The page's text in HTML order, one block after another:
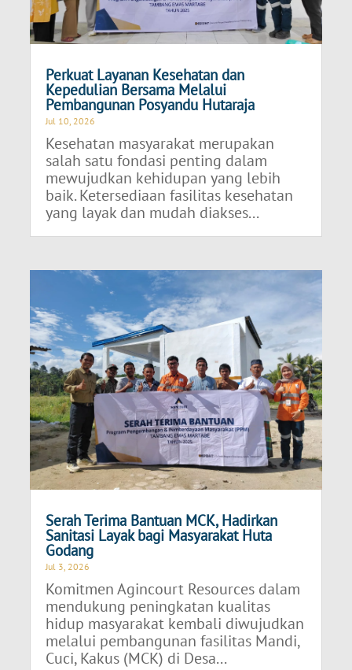
Perkuat Layanan Kesehatan dan
Kepedulian Bersama Melalui
Pembangunan Posyandu Hutaraja
Jul 10, 2026
Kesehatan masyarakat merupakan
salah satu fondasi penting dalam
mewujudkan kehidupan yang lebih
baik. Ketersediaan fasilitas kesehatan
yang layak dan mudah diakses...
Serah Terima Bantuan MCK, Hadirkan
Sanitasi Layak bagi Masyarakat Huta
Godang
Jul 3, 2026
Komitmen Agincourt Resources dalam
mendukung peningkatan kualitas
hidup masyarakat kembali diwujudkan
melalui pembangunan fasilitas Mandi,
Cuci, Kakus (MCK) di Desa...